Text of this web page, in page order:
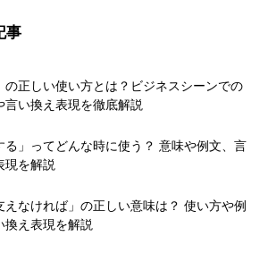
事
の正しい使い方とは？ビジネスシーンでの
言い換え表現を徹底解説
る」ってどんな時に使う？ 意味や例文、言
現を解説
えなければ」の正しい意味は？ 使い方や例
換え表現を解説